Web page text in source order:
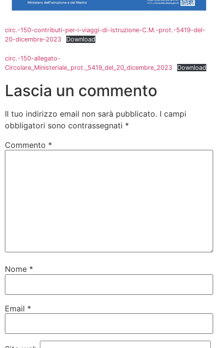
circ.-150-contributi-per-i-viaggi-di-istruzione-C.M.-prot.-5419-del-
20-dicembre-2023
Download
circ.-150-allegato-
Circolare_Ministeriale_prot._5419_del_20_dicembre_2023
Download
Lascia un commento
Il tuo indirizzo email non sarà pubblicato. I campi
obbligatori sono contrassegnati *
Commento *
Nome *
Email *